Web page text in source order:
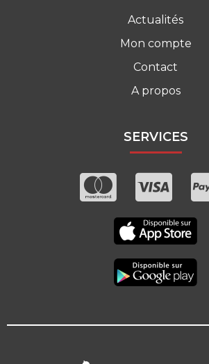
Actualités
Mon compte
Contact
A propos
SERVICES